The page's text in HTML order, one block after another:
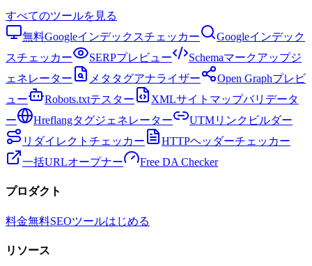
すべてのツールを見る
無料Googleインデックスチェッカー
Googleインデック
スチェッカー
SERPプレビュー
Schemaマークアップジ
ェネレーター
メタタグアナライザー
Open Graphプレビ
ュー
Robots.txtテスター
XMLサイトマップバリデータ
ー
Hreflangタグジェネレーター
UTMリンクビルダー
リダイレクトチェッカー
HTTPヘッダーチェッカー
一括URLオープナー
Free DA Checker
プロダクト
料金無料SEOツールはじめる
リソース